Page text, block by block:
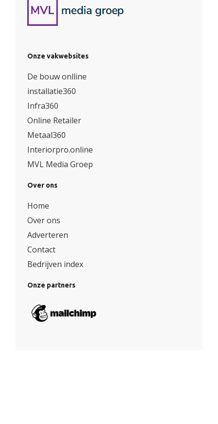
Onze vakwebsites
De bouw onlline
installatie360
Infra360
Online Retailer
Metaal360
Interiorpro.online
MVL Media Groep
Over ons
Home
Over ons
Adverteren
Contact
Bedrijven index
Onze partners